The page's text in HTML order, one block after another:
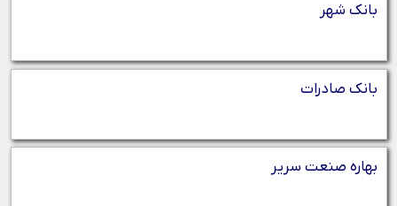
بانک شهر
بانک صادرات
بهاره صنعت سریر